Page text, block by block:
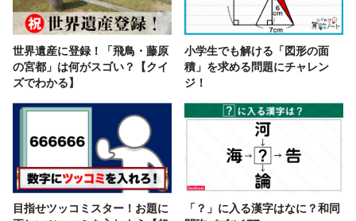
世界遺産に登録！「飛鳥・藤原
の宮都」は何がスゴい？【クイ
ズでわかる】
小学生でも解ける「図形の面
積」を求める問題にチャレン
ジ！
目指せツッコミスター！お題に
「？」に入る漢字はなに？和同